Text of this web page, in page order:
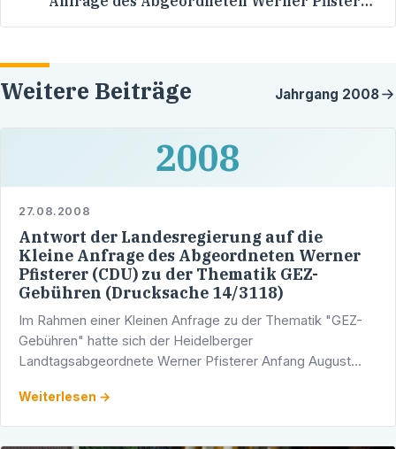
Weitere Beiträge Jahrgang 2008
2008
27.08.2008
Antwort der Landesregierung auf die
Kleine Anfrage des Abgeordneten Werner
Pfisterer (CDU) zu der Thematik GEZ-
Gebühren (Drucksache 14/3118)
Im Rahmen einer Kleinen Anfrage zu der Thematik "GEZ-
Gebühren" hatte sich der Heidelberger
Landtagsabgeordnete Werner Pfisterer Anfang August
gewandt:
Weiterlesen →